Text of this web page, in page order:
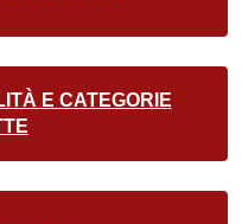
E CATEGORIE